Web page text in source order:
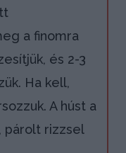
a finomra
és 2-3
Ha kell,
A húst a
párolt rizzsel